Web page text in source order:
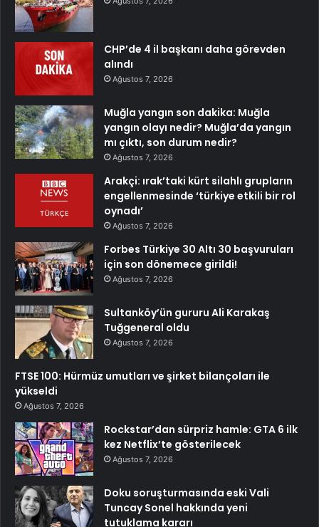
CHP’de 4 il başkanı daha görevden
alındı
Ağustos 7, 2026
Muğla yangın son dakika: Muğla
yangın olayı nedir? Muğla’da yangın
mı çıktı, son durum nedir?
Ağustos 7, 2026
Arakçi: ırak’taki kürt silahlı grupların
engellenmesinde ‘türkiye etkili bir rol
oynadı’
Ağustos 7, 2026
Forbes Türkiye 30 Altı 30 başvuruları
için son dönemece girildi!
Ağustos 7, 2026
Sultanköy’ün gururu Ali Karakaş
Tuğgeneral oldu
Ağustos 7, 2026
FTSE 100: Hürmüz umutları ve şirket bilançoları ile
yükseldi
Ağustos 7, 2026
Rockstar’dan sürpriz hamle: GTA 6 ilk
kez Netflix’te gösterilecek
Ağustos 7, 2026
Doku soruşturmasında eski Vali
Tuncay Sonel hakkında yeni
tutuklama kararı